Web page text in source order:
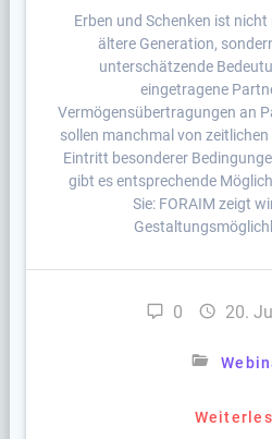
Erben und Schenken ist
ältere Generation,
unterschätzende
eingetragene
Vermögensübertragungen an
sollen manchmal von
Eintritt besonderer
gibt es entsprechende
Sie: FORAIM zeigt
0 20.